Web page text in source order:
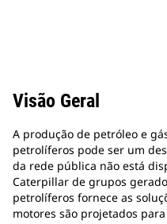
Visão Geral
A produção de petróleo e
petrolíferos pode ser um
da rede pública não está
Caterpillar de grupos
petrolíferos fornece as
motores são projetados